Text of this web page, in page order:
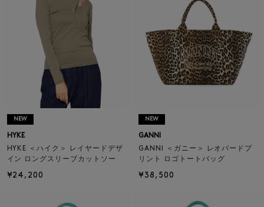
NEW
HYKE
HYKE ＜ハイク＞ レイヤードデザ
イン ロングスリーブカットソー
¥24,200
NEW
GANNI
GANNI ＜ガニー＞ レオパードプ
リント ロゴトートバッグ
¥38,500